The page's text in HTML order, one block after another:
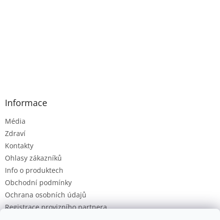
Informace
Média
Zdraví
Kontakty
Ohlasy zákazníků
Info o produktech
Obchodní podmínky
Ochrana osobních údajů
Registrace provizního partnera